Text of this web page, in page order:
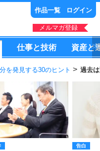
作品一覧 ログイン
メルマガ登録
仕事と技術 資産と
を発見する30のヒント 過去
告白